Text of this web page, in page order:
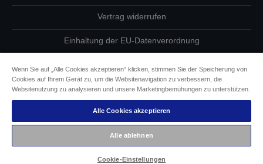
Vertrag widerrufen
Einhaltung der EU-Datenverordnung
Informationen zu Cookies
Epson Engagement für Barrierefreiheit
Copyright © 2026 Seiko Epson
Wenn Sie auf „Alle Cookies akzeptieren“ klicken, stimmen Sie der Speicherung von
Cookies auf Ihrem Gerät zu, um die Websitenavigation zu verbessern, die
Websitenutzung zu analysieren und unsere Marketingbemühungen zu unterstützen.
Alle Cookies akzeptieren
Alle ablehnen
Cookie-Einstellungen